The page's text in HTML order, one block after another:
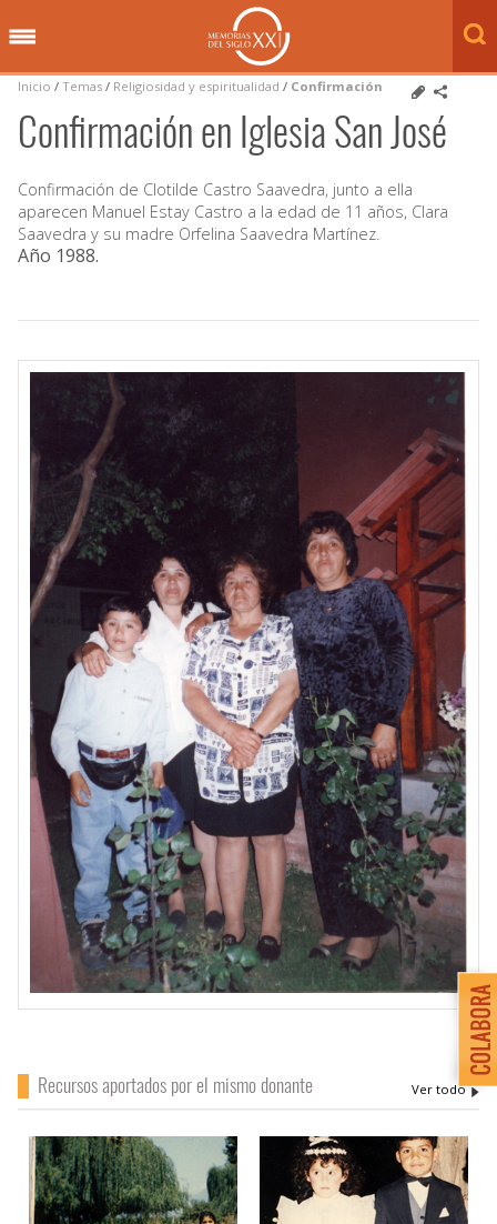
Inicio / Temas / Religiosidad y espiritualidad / Confirmación
Confirmación en Iglesia San José
Confirmación de Clotilde Castro Saavedra, junto a ella
aparecen Manuel Estay Castro a la edad de 11 años, Clara
Saavedra y su madre Orfelina Saavedra Martínez.
Año 1988.
Recursos aportados por el mismo donante